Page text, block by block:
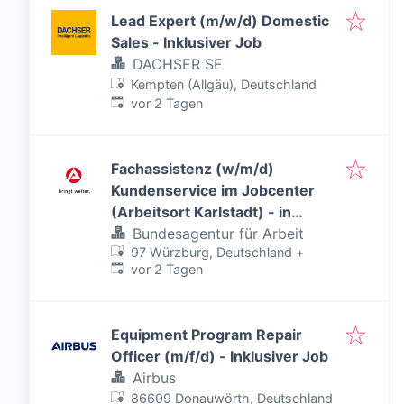
Lead Expert (m/w/d) Domestic
Sales - Inklusiver Job
DACHSER SE
Kempten (Allgäu), Deutschland
Veröffentlicht:
vor 2 Tagen
Fachassistenz (w/m/d)
Kundenservice im Jobcenter
(Arbeitsort Karlstadt) - in
Teilzeit - Inklusiver Job
Bundesagentur für Arbeit
97 Würzburg, Deutschland +
Veröffentlicht:
vor 2 Tagen
Equipment Program Repair
Officer (m/f/d) - Inklusiver Job
Airbus
86609 Donauwörth, Deutschland